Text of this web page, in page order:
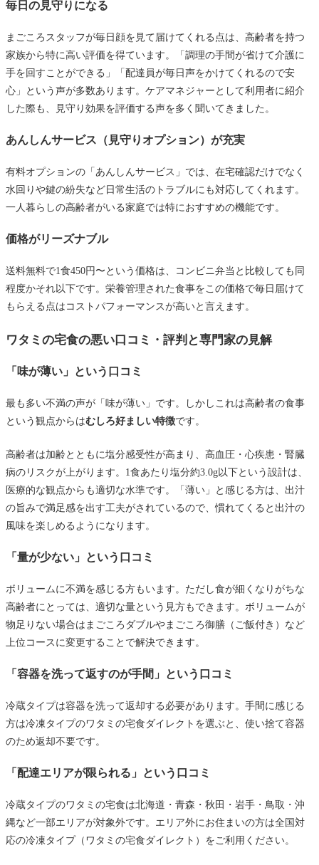
毎日の見守りになる
まごころスタッフが毎日顔を見て届けてくれる点は、高齢者を持つ
家族から特に高い評価を得ています。「調理の手間が省けて介護に
手を回すことができる」「配達員が毎日声をかけてくれるので安
心」という声が多数あります。ケアマネジャーとして利用者に紹介
した際も、見守り効果を評価する声を多く聞いてきました。
あんしんサービス（見守りオプション）が充実
有料オプションの「あんしんサービス」では、在宅確認だけでなく
水回りや鍵の紛失など日常生活のトラブルにも対応してくれます。
一人暮らしの高齢者がいる家庭では特におすすめの機能です。
価格がリーズナブル
送料無料で1食450円〜という価格は、コンビニ弁当と比較しても同
程度かそれ以下です。栄養管理された食事をこの価格で毎日届けて
もらえる点はコストパフォーマンスが高いと言えます。
ワタミの宅食の悪い口コミ・評判と専門家の見解
「味が薄い」という口コミ
最も多い不満の声が「味が薄い」です。しかしこれは高齢者の食事
という観点からはむしろ好ましい特徴です。
高齢者は加齢とともに塩分感受性が高まり、高血圧・心疾患・腎臓
病のリスクが上がります。1食あたり塩分約3.0g以下という設計は、
医療的な観点からも適切な水準です。「薄い」と感じる方は、出汁
の旨みで満足感を出す工夫がされているので、慣れてくると出汁の
風味を楽しめるようになります。
「量が少ない」という口コミ
ボリュームに不満を感じる方もいます。ただし食が細くなりがちな
高齢者にとっては、適切な量という見方もできます。ボリュームが
物足りない場合はまごころダブルやまごころ御膳（ご飯付き）など
上位コースに変更することで解決できます。
「容器を洗って返すのが手間」という口コミ
冷蔵タイプは容器を洗って返却する必要があります。手間に感じる
方は冷凍タイプのワタミの宅食ダイレクトを選ぶと、使い捨て容器
のため返却不要です。
「配達エリアが限られる」という口コミ
冷蔵タイプのワタミの宅食は北海道・青森・秋田・岩手・鳥取・沖
縄など一部エリアが対象外です。エリア外にお住まいの方は全国対
応の冷凍タイプ（ワタミの宅食ダイレクト）をご利用ください。